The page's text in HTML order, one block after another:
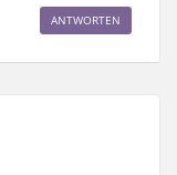
ANTWORTEN